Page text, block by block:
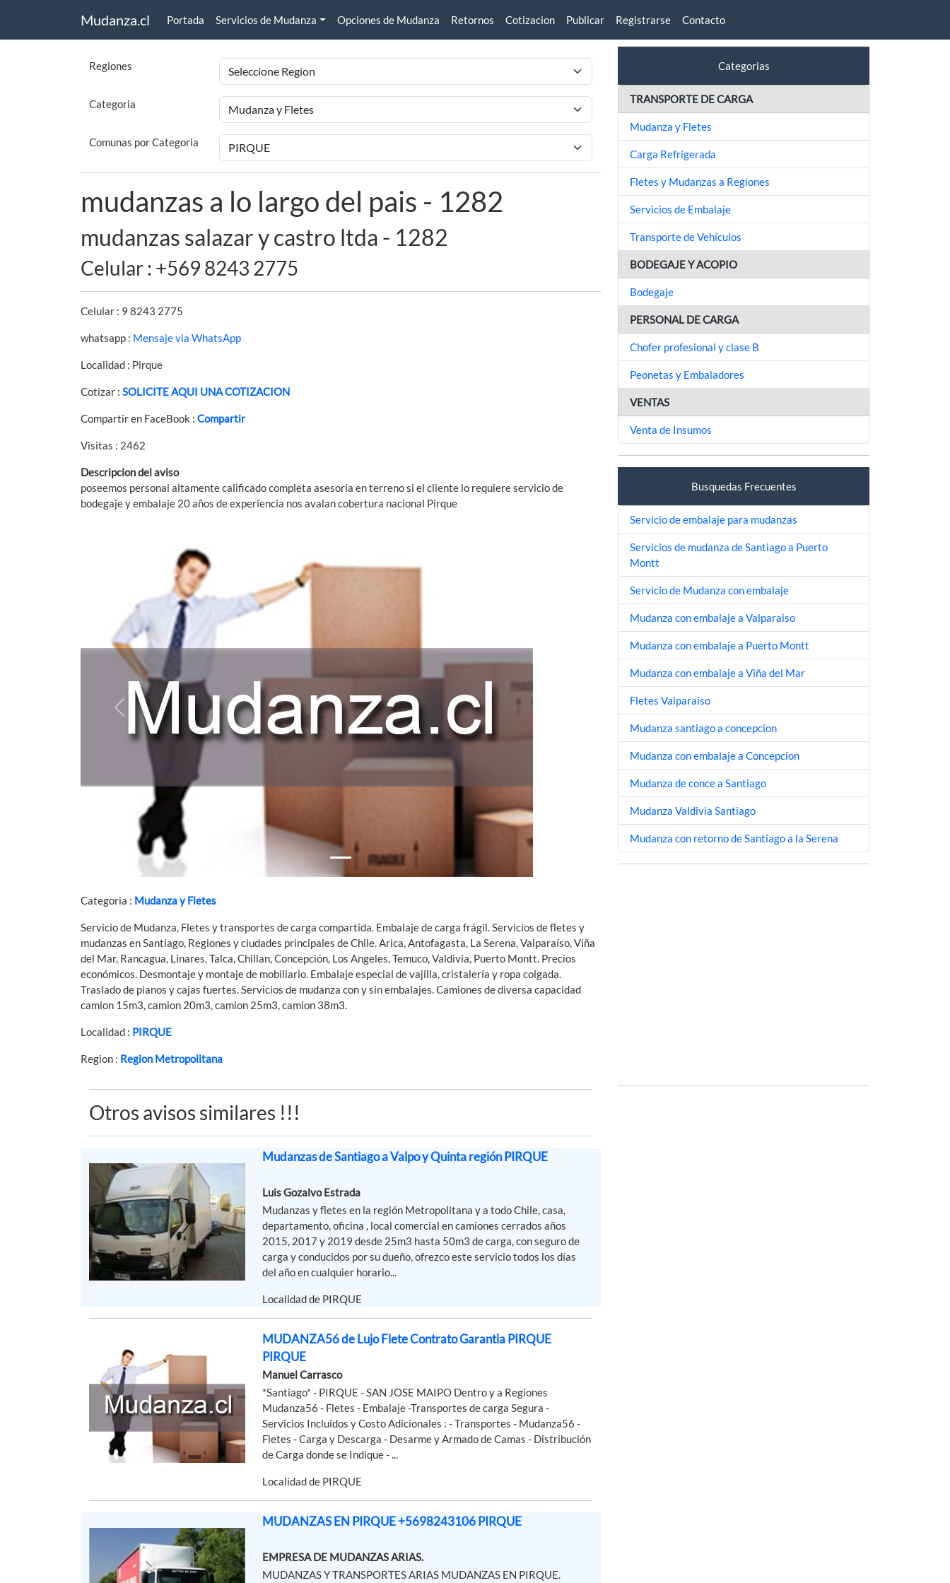
Mudanza.cl Portada Servicios de Mudanza Opciones de Mudanza Retornos Cotizacion Publicar Registrarse Contacto
Regiones
Categoria
Comunas por Categoria
mudanzas a lo largo del pais - 1282
mudanzas salazar y castro ltda - 1282
Celular : +569 8243 2775
Celular : 9 8243 2775
whatsapp : Mensaje via WhatsApp
Localidad : Pirque
Cotizar : SOLICITE AQUI UNA COTIZACION
Compartir en FaceBook : Compartir
Visitas : 2462
Descripcion del aviso
poseemos personal altamente calificado completa asesoria en terreno si el cliente lo requiere servicio de
bodegaje y embalaje 20 años de experiencia nos avalan cobertura nacional Pirque
Previous
Categoria : Mudanza y Fletes
Servicio de Mudanza, Fletes y transportes de carga compartida. Embalaje de carga frágil. Servicios de fletes y
mudanzas en Santiago, Regiones y ciudades principales de Chile. Arica, Antofagasta, La Serena, Valparaíso, Viña
del Mar, Rancagua, Linares, Talca, Chillan, Concepción, Los Angeles, Temuco, Valdivia, Puerto Montt. Precios
económicos. Desmontaje y montaje de mobiliario. Embalaje especial de vajilla, cristalería y ropa colgada.
Traslado de pianos y cajas fuertes. Servicios de mudanza con y sin embalajes. Camiones de diversa capacidad
camion 15m3, camion 20m3, camion 25m3, camion 38m3.
Localidad : PIRQUE
Region : Region Metropolitana
Otros avisos similares !!!
Mudanzas de Santiago a Valpo y Quinta región PIRQUE
Luis Gozalvo Estrada
Mudanzas y fletes en la región Metropolitana y a todo Chile, casa,
departamento, oficina , local comercial en camiones cerrados años
2015, 2017 y 2019 desde 25m3 hasta 50m3 de carga, con seguro de
carga y conducidos por su dueño, ofrezco este servicio todos los días
del año en cualquier horario...
Localidad de PIRQUE
MUDANZA56 de Lujo Flete Contrato Garantia PIRQUE
PIRQUE
Manuel Carrasco
*Santiago* - PIRQUE - SAN JOSE MAIPO Dentro y a Regiones
Mudanza56 - Fletes - Embalaje -Transportes de carga Segura -
Servicios Incluidos y Costo Adicionales : - Transportes - Mudanza56 -
Fletes - Carga y Descarga - Desarme y Armado de Camas - Distribución
de Carga donde se Indique - ...
Localidad de PIRQUE
MUDANZAS EN PIRQUE +5698243106 PIRQUE
EMPRESA DE MUDANZAS ARIAS.
MUDANZAS Y TRANSPORTES ARIAS MUDANZAS EN PIRQUE.
Categorias
TRANSPORTE DE CARGA
Mudanza y Fletes
Carga Refrigerada
Fletes y Mudanzas a Regiones
Servicios de Embalaje
Transporte de Vehículos
BODEGAJE Y ACOPIO
Bodegaje
PERSONAL DE CARGA
Chofer profesional y clase B
Peonetas y Embaladores
VENTAS
Venta de Insumos
Busquedas Frecuentes
Servicio de embalaje para mudanzas
Servicios de mudanza de Santiago a Puerto
Montt
Servicio de Mudanza con embalaje
Mudanza con embalaje a Valparaiso
Mudanza con embalaje a Puerto Montt
Mudanza con embalaje a Viña del Mar
Fletes Valparaíso
Mudanza santiago a concepcion
Mudanza con embalaje a Concepcion
Mudanza de conce a Santiago
Mudanza Valdivia Santiago
Mudanza con retorno de Santiago a la Serena